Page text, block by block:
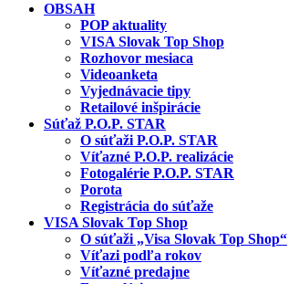
OBSAH
POP aktuality
VISA Slovak Top Shop
Rozhovor mesiaca
Videoanketa
Vyjednávacie tipy
Retailové inšpirácie
Súťaž P.O.P. STAR
O súťaži P.O.P. STAR
Víťazné P.O.P. realizácie
Fotogalérie P.O.P. STAR
Porota
Registrácia do súťaže
VISA Slovak Top Shop
O súťaži „Visa Slovak Top Shop“
Víťazi podľa rokov
Víťazné predajne